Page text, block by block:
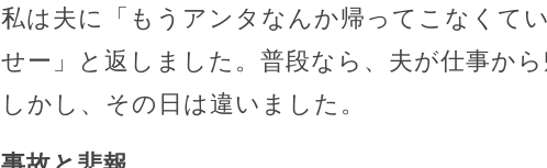
私は夫に「もうアンタなんか帰ってこなくて
せー」と返しました。普段なら、夫が仕事か
しかし、その日は違いました。